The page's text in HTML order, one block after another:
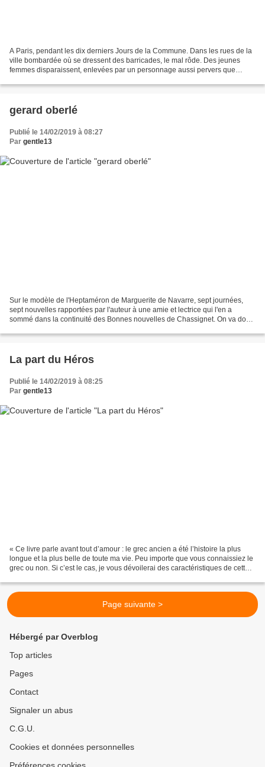
A Paris, pendant les dix derniers Jours de la Commune. Dans les rues de la
ville bombardée où se dressent des barricades, le mal rôde. Des jeunes
femmes disparaissent, enlevées par un personnage aussi pervers que
gerard oberlé
Publié le 14/02/2019 à 08:27
Par gentle13
Sur le modèle de l'Heptaméron de Marguerite de Navarre, sept journées,
sept nouvelles rapportées par l'auteur à une amie et lectrice qui l'en a
sommé dans la continuité des Bonnes nouvelles de Chassignet. On va donc
La part du Héros
Publié le 14/02/2019 à 08:25
Par gentle13
« Ce livre parle avant tout d’amour : le grec ancien a été l’histoire la plus
longue et la plus belle de toute ma vie. Peu importe que vous connaissiez le
grec ou non. Si c’est le cas, je vous dévoilerai des caractéristiques de cette
Page suivante >
Hébergé par Overblog
Top articles
Pages
Contact
Signaler un abus
C.G.U.
Cookies et données personnelles